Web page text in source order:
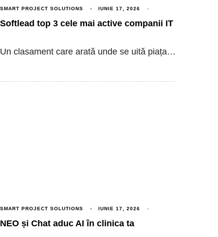
SMART PROJECT SOLUTIONS IUNIE 17, 2026
Softlead top 3 cele mai active companii IT
Un clasament care arată unde se uită piața…
SMART PROJECT SOLUTIONS IUNIE 17, 2026
NEO și Chat aduc AI în clinica ta